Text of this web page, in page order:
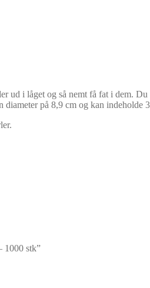
ud i låget og så nemt få fat i dem.
på 8,9 cm og kan
1000 stk”